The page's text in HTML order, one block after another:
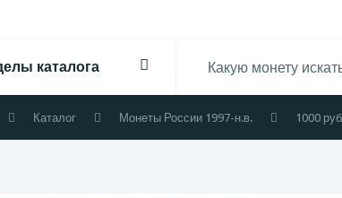
каталога
Каталог Монеты России 1997-н.в. 1000